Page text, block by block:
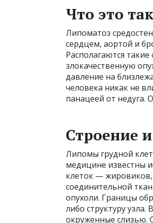
Что это
Липоматоз
сердцем, аортой и
Располагаются
злокачественную
давление на
человека никак не
панацеей от недуга.
Строение
Липомы грудной
медицине известны
клеток — жировиков,
соединительной
опухоли. Границы
либо структуру
окруженные слизью.